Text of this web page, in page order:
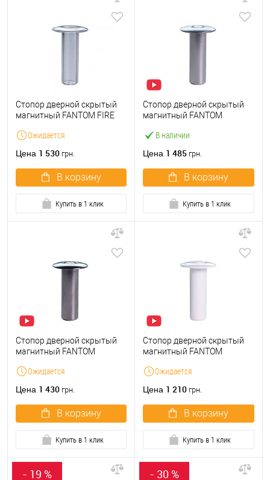
Ожидается
Стопор дверной скрытый
магнитный FANTOM FIRE
Цена 1 530 грн.
В корзину
Купить в 1 клик
В наличии
Стопор дверной скрытый
магнитный FANTOM
Цена 1 485 грн.
В корзину
Купить в 1 клик
Ожидается
Стопор дверной скрытый
магнитный FANTOM
Цена 1 430 грн.
В корзину
Купить в 1 клик
Ожидается
Стопор дверной скрытый
магнитный FANTOM
Цена 1 210 грн.
В корзину
Купить в 1 клик
- 19 % - 30 %